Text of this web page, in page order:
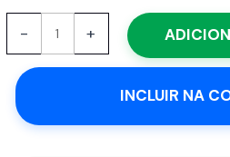
-
Carregador
de
Bateria
+
INCLUIR NA